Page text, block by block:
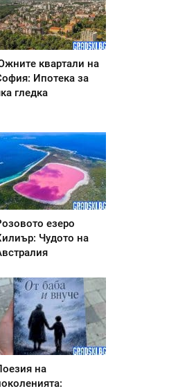
квартали на
Ипотека за
гледка
езеро
Чудото на
на